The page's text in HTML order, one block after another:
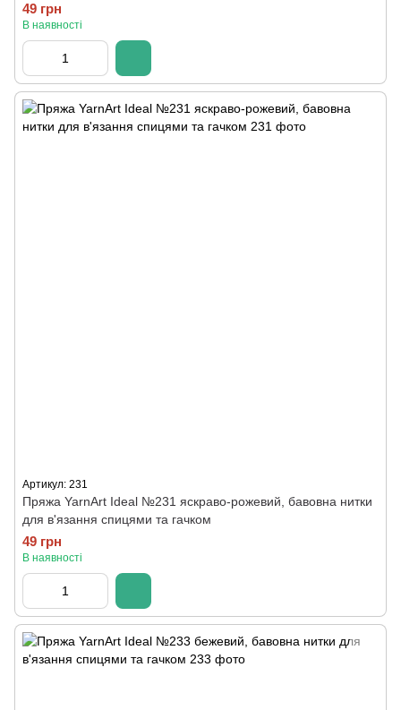
49 грн
В наявності
Артикул: 231
Пряжа YarnArt Ideal №231 яскраво-рожевий, бавовна нитки
для в'язання спицями та гачком
49 грн
В наявності